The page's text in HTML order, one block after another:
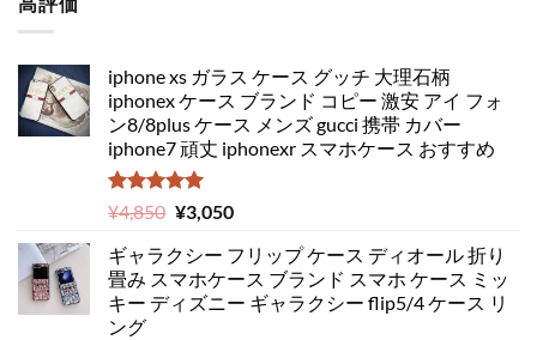
iphone xs ガラス ケース グッチ 大理石柄
iphonex ケース ブランド コピー 激安 アイ フォ
ン8/8plus ケース メンズ gucci 携帯 カバー
iphone7 頑丈 iphonexr スマホケース おすすめ
5段階中
5.00
の評価
¥4,850 元
価
格
は
¥3,050現
の
価
格
ギャラクシー フリップ ケース ディオール 折り
畳み スマホケース ブランド スマホ ケース ミッ
キー ディズニー ギャラクシー flip5/4 ケース リ
ング